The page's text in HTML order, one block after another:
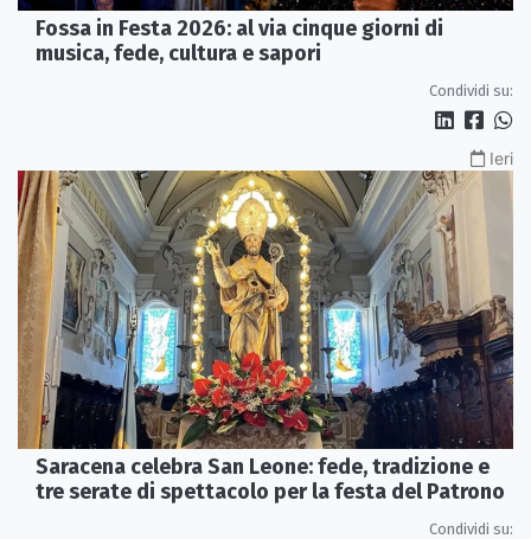
Fossa in Festa 2026: al via cinque giorni di
musica, fede, cultura e sapori
Condividi su:
Ieri
Saracena celebra San Leone: fede, tradizione e
tre serate di spettacolo per la festa del Patrono
Condividi su: